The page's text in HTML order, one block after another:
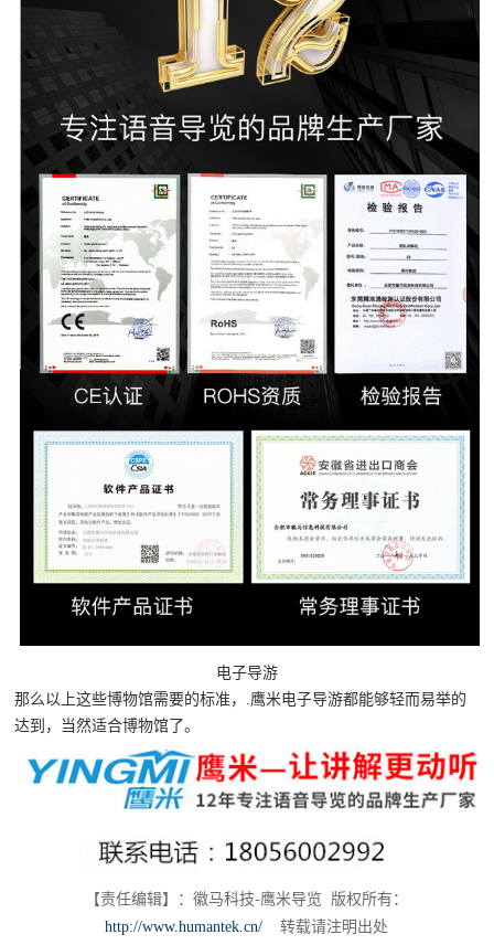
电子导游
那么以上这些博物馆需要的标准，.鹰米电子导游都能够轻而易举的
达到，当然适合博物馆了。
【责任编辑】：徽马科技-鹰米导览 版权所有：
http://www.humantek.cn/
转载请注明出处